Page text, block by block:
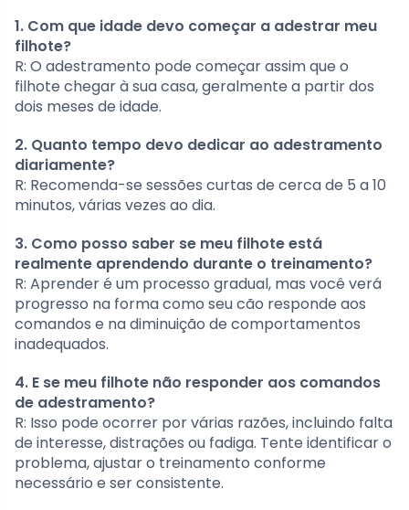
1. Com que idade devo começar a adestrar meu
filhote?
R: O adestramento pode começar assim que o
filhote chegar à sua casa, geralmente a partir dos
dois meses de idade.
2. Quanto tempo devo dedicar ao adestramento
diariamente?
R: Recomenda-se sessões curtas de cerca de 5 a 10
minutos, várias vezes ao dia.
3. Como posso saber se meu filhote está
realmente aprendendo durante o treinamento?
R: Aprender é um processo gradual, mas você verá
progresso na forma como seu cão responde aos
comandos e na diminuição de comportamentos
inadequados.
4. E se meu filhote não responder aos comandos
de adestramento?
R: Isso pode ocorrer por várias razões, incluindo falta
de interesse, distrações ou fadiga. Tente identificar o
problema, ajustar o treinamento conforme
necessário e ser consistente.